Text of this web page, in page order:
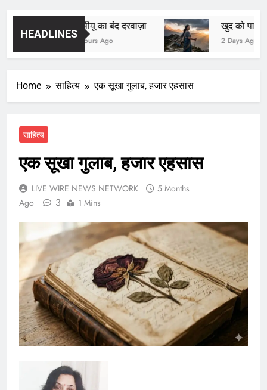
HEADLINES
आईसीयू का बंद दरवाज़ा
21 Hours Ago
खुद को पाया,
2 Days Ago
Home साहित्य एक सूखा गुलाब, हजार एहसास
साहित्य
एक सूखा गुलाब, हजार एहसास
LIVE WIRE NEWS NETWORK
5 Months
Ago
3 1 Mins